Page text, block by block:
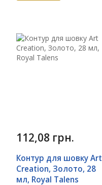
112,08 грн.
Контур для шовку Art
Creation, Золото, 28
мл, Royal Talens